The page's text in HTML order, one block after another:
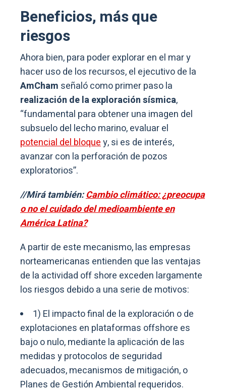
Beneficios, más que
riesgos
Ahora bien, para poder explorar en el mar y
hacer uso de los recursos, el ejecutivo de la
AmCham señaló como primer paso la
realización de la exploración sísmica,
“fundamental para obtener una imagen del
subsuelo del lecho marino, evaluar el
potencial del bloquey, si es de interés,
avanzar con la perforación de pozos
exploratorios”.
//Mirá también:Cambio climático: ¿preocupa
o no el cuidado del medioambiente en
América Latina?
A partir de este mecanismo, las empresas
norteamericanas entienden que las ventajas
de la actividad off shore exceden largamente
los riesgos debido a una serie de motivos:
1) El impacto final de la exploración o de
explotaciones en plataformas offshore es
bajo o nulo, mediante la aplicación de las
medidas y protocolos de seguridad
adecuados, mecanismos de mitigación, o
Planes de Gestión Ambiental requeridos.